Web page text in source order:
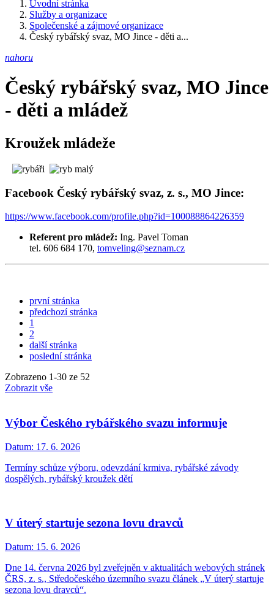
Úvodní stránka
Služby a organizace
Společenské a zájmové organizace
Český rybářský svaz, MO Jince - děti a...
nahoru
Český rybářský svaz, MO Jince
- děti a mládež
Kroužek mládeže
Facebook Český rybářský svaz, z. s., MO Jince:
https://www.facebook.com/profile.php?id=100088864226359
Referent pro mládež: Ing. Pavel Toman
tel. 606 684 170, tomveling@seznam.cz
první stránka
předchozí stránka
1
2
další stránka
poslední stránka
Zobrazeno 1-30 ze 52
Zobrazit vše
Výbor Českého rybářského svazu informuje
Datum: 17. 6. 2026
Termíny schůze výboru, odevzdání krmiva, rybářské závody
dospělých, rybářský kroužek dětí
V úterý startuje sezona lovu dravců
Datum: 15. 6. 2026
Dne 14. června 2026 byl zveřejněn v aktualitách webových stránek
ČRS, z. s., Středočeského územního svazu článek „V úterý startuje
sezona lovu dravců“.